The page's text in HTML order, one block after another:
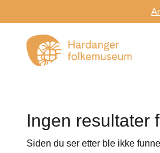
Ingen resultater
Siden du ser etter ble ikke